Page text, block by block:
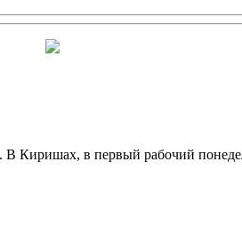
Киришах, в первый рабочий